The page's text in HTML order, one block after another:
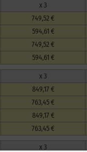
x 3
749,52 €
594,61 €
749,52 €
594,61 €
x 3
849,17 €
763,45 €
849,17 €
763,45 €
x 3